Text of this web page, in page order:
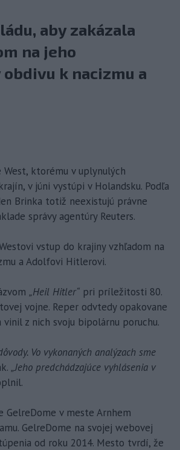
aby zakázala
na jeho
k nacizmu a
West, ktorému v uplynulých
v júni vystúpi v Holandsku. Podľa
Brinka totiž neexistujú právne
správy agentúry Reuters.
vstup do krajiny vzhľadom na
a Adolfovi Hitlerovi.
„Heil Hitler“ pri príležitosti 80.
vojne. Reper odvtedy opakovane
z nich svoju bipolárnu poruchu.
Vo vykonaných analýzach sme
„Jeho predchádzajúce vyhlásenia v
GelreDome v meste Arnhem
GelreDome na svojej webovej
od roku 2014. Mesto tvrdí, že